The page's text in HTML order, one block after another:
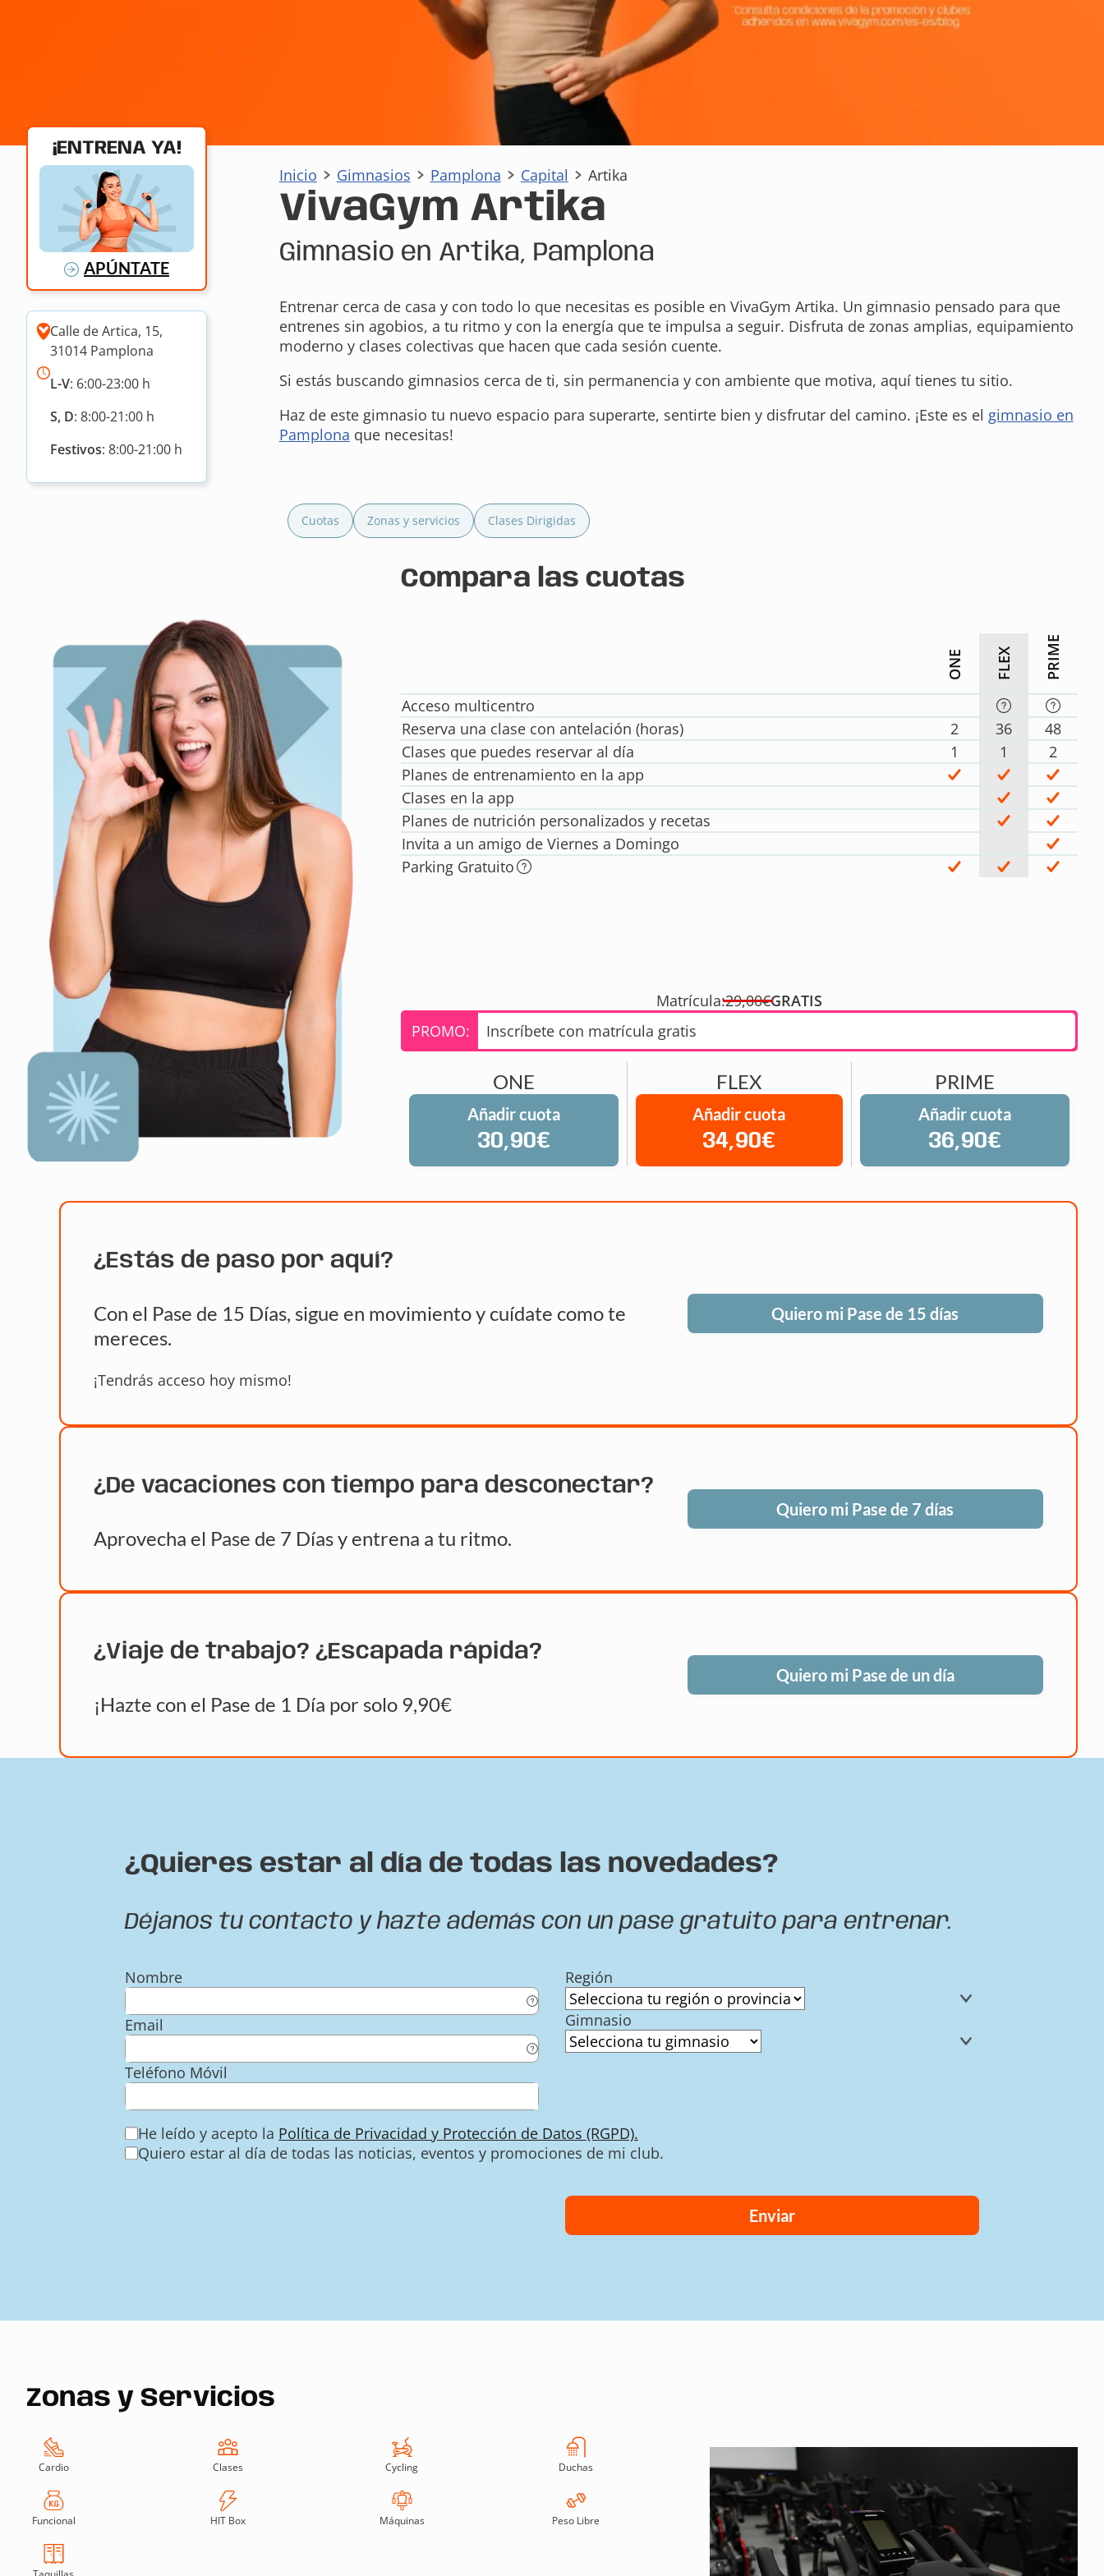
¡ENTRENA YA!
APÚNTATE
Calle de Artica, 15,
31014 Pamplona
L-V: 6:00-23:00 h
S, D: 8:00-21:00 h
Festivos: 8:00-21:00 h
Inicio Gimnasios Pamplona Capital Artika
VivaGym Artika
Gimnasio en Artika, Pamplona
Entrenar cerca de casa y con todo lo que necesitas es posible en VivaGym Artika. Un gimnasio pensado para que
entrenes sin agobios, a tu ritmo y con la energía que te impulsa a seguir. Disfruta de zonas amplias, equipamiento
moderno y clases colectivas que hacen que cada sesión cuente.
Si estás buscando gimnasios cerca de ti, sin permanencia y con ambiente que motiva, aquí tienes tu sitio.
Haz de este gimnasio tu nuevo espacio para superarte, sentirte bien y disfrutar del camino. ¡Este es el gimnasio en
Pamplona que necesitas!
Cuotas Zonas y servicios Clases Dirigidas
Compara las cuotas
ONE FLEX PRIME
Acceso multicentro
Reserva una clase con antelación (horas)
2 36
48
Clases que puedes reservar al día
1 1
2
Planes de entrenamiento en la app
Clases en la app
Planes de nutrición personalizados y recetas
Invita a un amigo de Viernes a Domingo
Parking Gratuito
Matrícula:29,00€GRATIS
PROMO:
Inscríbete con matrícula gratis
ONE
Añadir cuota
30,90€
FLEX
Añadir cuota
34,90€
PRIME
Añadir cuota
36,90€
¿Estás de paso por aquí?
Con el Pase de 15 Días, sigue en movimiento y cuídate como te
mereces.
¡Tendrás acceso hoy mismo!
Quiero mi Pase de 15 días
¿De vacaciones con tiempo para desconectar?
Aprovecha el Pase de 7 Días y entrena a tu ritmo.
Quiero mi Pase de 7 días
¿Viaje de trabajo? ¿Escapada rápida?
¡Hazte con el Pase de 1 Día por solo 9,90€
Quiero mi Pase de un día
¿Quieres estar al día de todas las novedades?
Déjanos tu contacto y hazte además con un pase gratuito para entrenar.
Nombre
Email
Teléfono Móvil
Región
Gimnasio
He leído y acepto la Política de Privacidad y Protección de Datos (RGPD).
Quiero estar al día de todas las noticias, eventos y promociones de mi club.
Zonas y Servicios
Cardio Clases Cycling Duchas
Funcional HIT Box Máquinas Peso Libre